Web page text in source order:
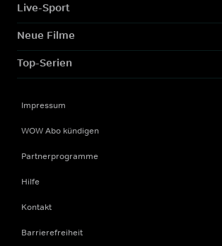
Live-Sport
Neue Filme
Top-Serien
Impressum
WOW Abo kündigen
Partnerprogramme
Hilfe
Kontakt
Barrierefreiheit